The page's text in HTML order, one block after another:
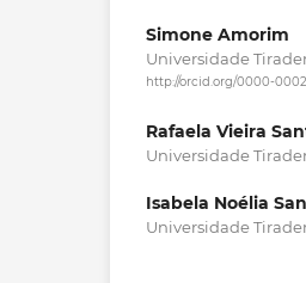
Simone Amorim
Universidade
http://orcid.org/0000-
Rafaela Vieira
Universidade
Isabela Noélia
Universidade